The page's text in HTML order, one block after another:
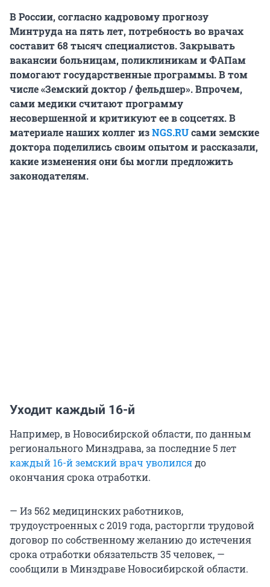
В России, согласно кадровому прогнозу
Минтруда на пять лет, потребность во врачах
составит 68 тысяч специалистов. Закрывать
вакансии больницам, поликлиникам и ФАПам
помогают государственные программы. В том
числе «Земский доктор / фельдшер». Впрочем,
сами медики считают программу
несовершенной и критикуют ее в соцсетях. В
материале наших коллег изNGS.RUсами земские
доктора поделились своим опытом и рассказали,
какие изменения они бы могли предложить
законодателям.
Уходит каждый 16-й
Например, в Новосибирской области, по данным
регионального Минздрава, за последние 5 лет
каждый 16-й земский врач уволилсядо
окончания срока отработки.
— Из 562 медицинских работников,
трудоустроенных с 2019 года, расторгли трудовой
договор по собственному желанию до истечения
срока отработки обязательств 35 человек, —
сообщили в Минздраве Новосибирской области.